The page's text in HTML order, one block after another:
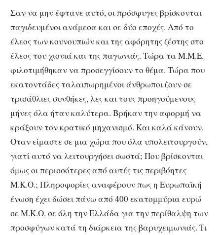
Σαν να μην έφτανε αυτό, οι πρόσφυγες βρίσκονται
παγιδευμένοι ανάμεσα και σε δύο εποχές. Από το
έλεος των κουνουπιών και της αφόρητης ζέστης στο
έλεος του χιονιά και της παγωνιάς. Τώρα τα Μ.Μ.Ε.
φιλοτιμήθηκαν να προσεγγίσουν το θέμα. Τώρα που
εκατοντάδες ταλαιπωρημένοι άνθρωποι ζουν σε
τρισάθλιες συνθήκες, λες και τους προηγούμενους
μήνες όλα ήταν καλύτερα. Βρήκαν την αφορμή να
κράξουν τον κρατικό μηχανισμό. Και καλά κάνουν.
Όταν είμαστε σε μια χώρα που όλα υπολειτουργούν,
γιατί αυτό να λειτουργήσει σωστά; Που βρίσκονται
όμως οι περισσότερες από αυτές τις περιβόητες
Μ.Κ.Ο.; Πληροφορίες αναφέρουν πως η Ευρωπαϊκή
ένωση έχει δώσει πάνω από 400 εκατομμύρια ευρώ
σε Μ.Κ.Ο. σε όλη την Ελλάδα για την περίθαλψη των
προσφύγων κατά τη διάρκεια της βαρυχειμωνιάς. Τι